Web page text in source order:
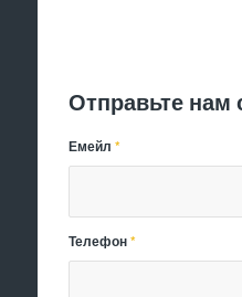
Отправьте нам
Емейл*
Телефон*